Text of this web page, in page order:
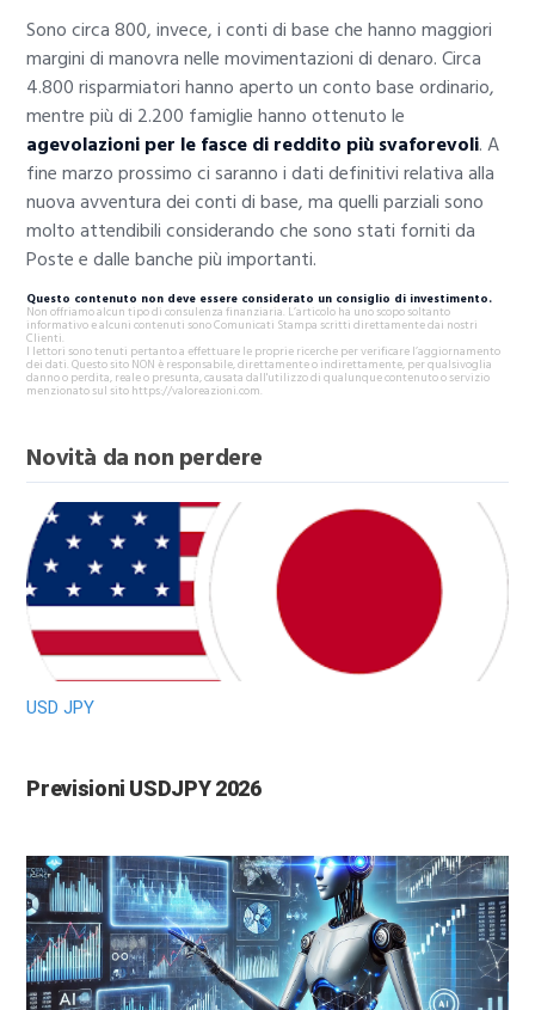
Sono circa 800, invece, i conti di base che hanno maggiori
margini di manovra nelle movimentazioni di denaro. Circa
4.800 risparmiatori hanno aperto un conto base ordinario,
mentre più di 2.200 famiglie hanno ottenuto le
agevolazioni per le fasce di reddito più svaforevoli. A
fine marzo prossimo ci saranno i dati definitivi relativa alla
nuova avventura dei conti di base, ma quelli parziali sono
molto attendibili considerando che sono stati forniti da
Poste e dalle banche più importanti.
Questo contenuto non deve essere considerato un consiglio di investimento.
Non offriamo alcun tipo di consulenza finanziaria. L’articolo ha uno scopo soltanto
informativo e alcuni contenuti sono Comunicati Stampa scritti direttamente dai nostri
Clienti.
I lettori sono tenuti pertanto a effettuare le proprie ricerche per verificare l’aggiornamento
dei dati. Questo sito NON è responsabile, direttamente o indirettamente, per qualsivoglia
danno o perdita, reale o presunta, causata dall'utilizzo di qualunque contenuto o servizio
menzionato sul sito https://valoreazioni.com.
Novità da non perdere
USD JPY
Previsioni USDJPY 2026